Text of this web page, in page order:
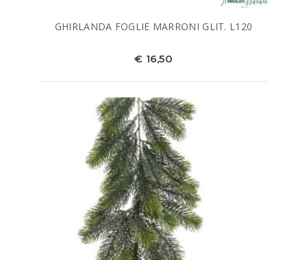
GHIRLANDA FOGLIE MARRONI GLIT. L120
€ 16,50